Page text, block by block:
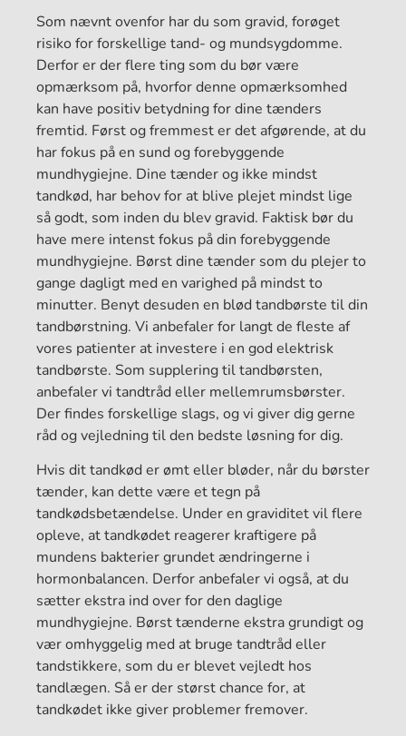
Som nævnt ovenfor har du som gravid, forøget
risiko for forskellige tand- og mundsygdomme.
Derfor er der flere ting som du bør være
opmærksom på, hvorfor denne opmærksomhed
kan have positiv betydning for dine tænders
fremtid. Først og fremmest er det afgørende, at du
har fokus på en sund og forebyggende
mundhygiejne. Dine tænder og ikke mindst
tandkød, har behov for at blive plejet mindst lige
så godt, som inden du blev gravid. Faktisk bør du
have mere intenst fokus på din forebyggende
mundhygiejne. Børst dine tænder som du plejer to
gange dagligt med en varighed på mindst to
minutter. Benyt desuden en blød tandbørste til din
tandbørstning. Vi anbefaler for langt de fleste af
vores patienter at investere i en god elektrisk
tandbørste. Som supplering til tandbørsten,
anbefaler vi tandtråd eller mellemrumsbørster.
Der findes forskellige slags, og vi giver dig gerne
råd og vejledning til den bedste løsning for dig.
Hvis dit tandkød er ømt eller bløder, når du børster
tænder, kan dette være et tegn på
tandkødsbetændelse. Under en graviditet vil flere
opleve, at tandkødet reagerer kraftigere på
mundens bakterier grundet ændringerne i
hormonbalancen. Derfor anbefaler vi også, at du
sætter ekstra ind over for den daglige
mundhygiejne. Børst tænderne ekstra grundigt og
vær omhyggelig med at bruge tandtråd eller
tandstikkere, som du er blevet vejledt hos
tandlægen. Så er der størst chance for, at
tandkødet ikke giver problemer fremover.